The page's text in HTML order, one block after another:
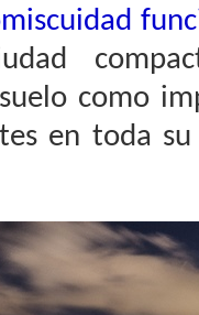
como
en toda